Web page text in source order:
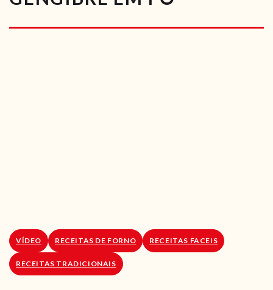
RECEITAS VEGGIE
VÍDEO RECEITAS DE FORNO RECEITAS FACEIS
RECEITAS TRADICIONAIS